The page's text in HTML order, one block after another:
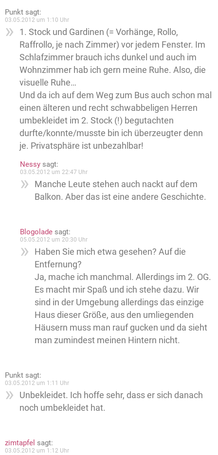
Punkt sagt:
03.05.2012 um 1:10 Uhr
1. Stock und Gardinen (= Vorhänge, Rollo,
Raffrollo, je nach Zimmer) vor jedem Fenster. Im
Schlafzimmer brauch ichs dunkel und auch im
Wohnzimmer hab ich gern meine Ruhe. Also, die
visuelle Ruhe…
Und da ich auf dem Weg zum Bus auch schon mal
einen älteren und recht schwabbeligen Herren
umbekleidet im 2. Stock (!) begutachten
durfte/konnte/musste bin ich überzeugter denn
je. Privatsphäre ist unbezahlbar!
Nessy sagt:
03.05.2012 um 22:47 Uhr
Manche Leute stehen auch nackt auf dem
Balkon. Aber das ist eine andere Geschichte.
Blogolade sagt:
05.05.2012 um 20:30 Uhr
Haben Sie mich etwa gesehen? Auf die
Entfernung?
Ja, mache ich manchmal. Allerdings im 2. OG.
Es macht mir Spaß und ich stehe dazu. Wir
sind in der Umgebung allerdings das einzige
Haus dieser Größe, aus den umliegenden
Häusern muss man rauf gucken und da sieht
man zumindest meinen Hintern nicht.
Punkt sagt:
03.05.2012 um 1:11 Uhr
Unbekleidet. Ich hoffe sehr, dass er sich danach
noch umbekleidet hat.
zimtapfel sagt:
03.05.2012 um 1:12 Uhr